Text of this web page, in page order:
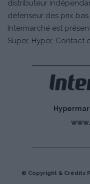
distributeur
défenseur des prix
Intermarché est
Super, Hyper, Contact
© Copyright & Crédits